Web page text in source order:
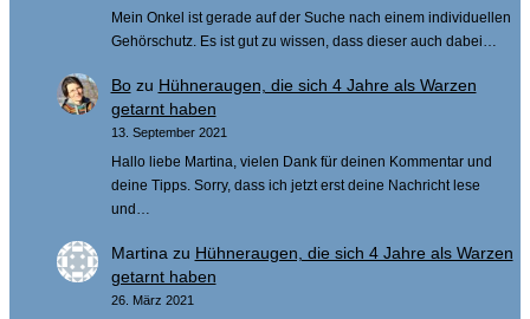
Mein Onkel ist gerade auf der Suche nach einem individuellen
Gehörschutz. Es ist gut zu wissen, dass dieser auch dabei…
Bozu Hühneraugen, die sich 4 Jahre als Warzen
getarnt haben
13. September 2021
Hallo liebe Martina, vielen Dank für deinen Kommentar und
deine Tipps. Sorry, dass ich jetzt erst deine Nachricht lese
und…
Martina zu Hühneraugen, die sich 4 Jahre als Warzen
getarnt haben
26. März 2021